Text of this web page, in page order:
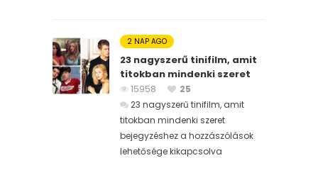
2 NAP AGO
23 nagyszerű tinifilm, amit
titokban mindenki szeret
15958
25
23 nagyszerű tinifilm, amit
titokban mindenki szeret
bejegyzéshez a hozzászólások
lehetősége kikapcsolva